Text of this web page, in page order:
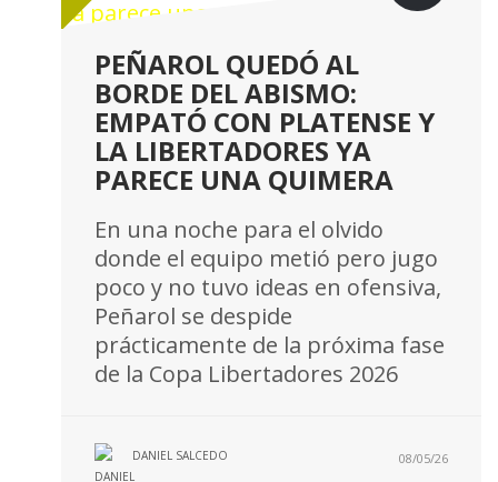
PEÑAROL QUEDÓ AL
BORDE DEL ABISMO:
EMPATÓ CON PLATENSE Y
LA LIBERTADORES YA
PARECE UNA QUIMERA
En una noche para el olvido
donde el equipo metió pero jugo
poco y no tuvo ideas en ofensiva,
Peñarol se despide
prácticamente de la próxima fase
de la Copa Libertadores 2026
DANIEL SALCEDO 08/05/26